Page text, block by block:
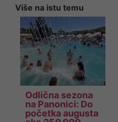
Više na istu temu
Odlična sezona
na Panonici: Do
početka augusta